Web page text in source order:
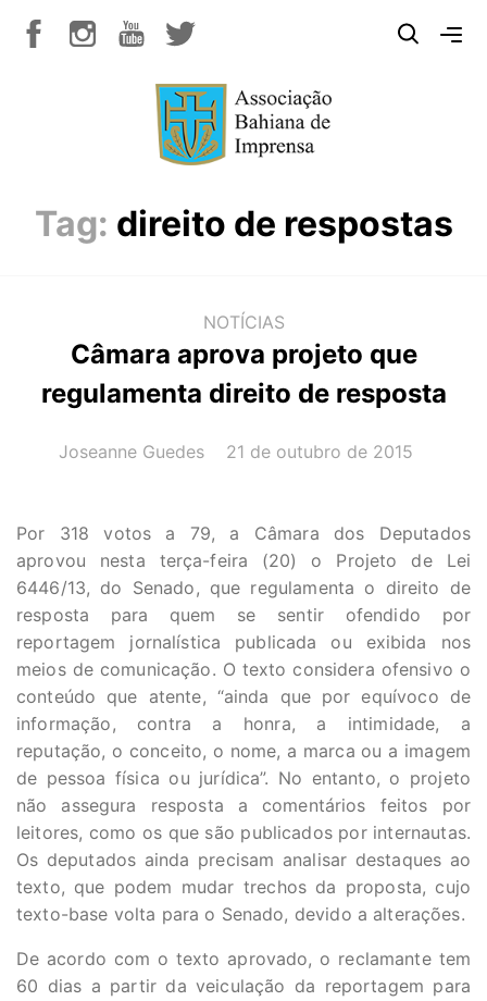
Tag: direito de respostas
NOTÍCIAS
Câmara aprova projeto que
regulamenta direito de resposta
AUTOR(A):
Joseanne Guedes DATA:
21 de outubro de 2015
Por 318 votos a 79, a Câmara dos Deputados
aprovou nesta terça-feira (20) o Projeto de Lei
6446/13, do Senado, que regulamenta o direito de
resposta para quem se sentir ofendido por
reportagem jornalística publicada ou exibida nos
meios de comunicação. O texto considera ofensivo o
conteúdo que atente, “ainda que por equívoco de
informação, contra a honra, a intimidade, a
reputação, o conceito, o nome, a marca ou a imagem
de pessoa física ou jurídica”. No entanto, o projeto
não assegura resposta a comentários feitos por
leitores, como os que são publicados por internautas.
Os deputados ainda precisam analisar destaques ao
texto, que podem mudar trechos da proposta, cujo
texto-base volta para o Senado, devido a alterações.
De acordo com o texto aprovado, o reclamante tem
60 dias a partir da veiculação da reportagem para